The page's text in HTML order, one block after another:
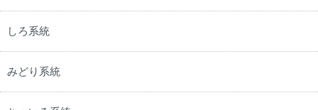
しろ系統
みどり系統